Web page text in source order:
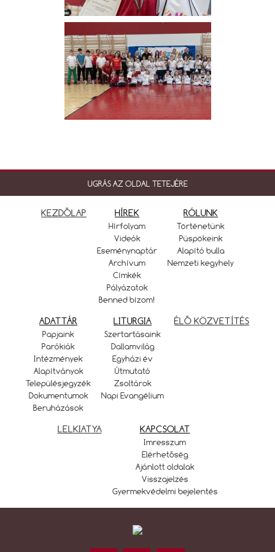
UGRÁS AZ OLDAL TETEJÉRE
KEZDŐLAP HÍREK
Hírfolyam
Videók
Eseménynaptár
Archívum
Címkék
Pályázatok
Benned bízom!
RÓLUNK
Történetünk
Püspökeink
Alapító bulla
Nemzeti kegyhely
ADATTÁR
Papjaink
Parókiák
Intézmények
Alapítványok
Településjegyzék
Dokumentumok
Beruházások
LITURGIA
Szertartásaink
Dallamvilág
Egyházi év
Útmutató
Zsoltárok
Napi Evangélium
ÉLŐ KÖZVETÍTÉS
LELKIATYA KAPCSOLAT
Imresszum
Elérhetőség
Ajánlott oldalak
Visszajelzés
Gyermekvédelmi bejelentés